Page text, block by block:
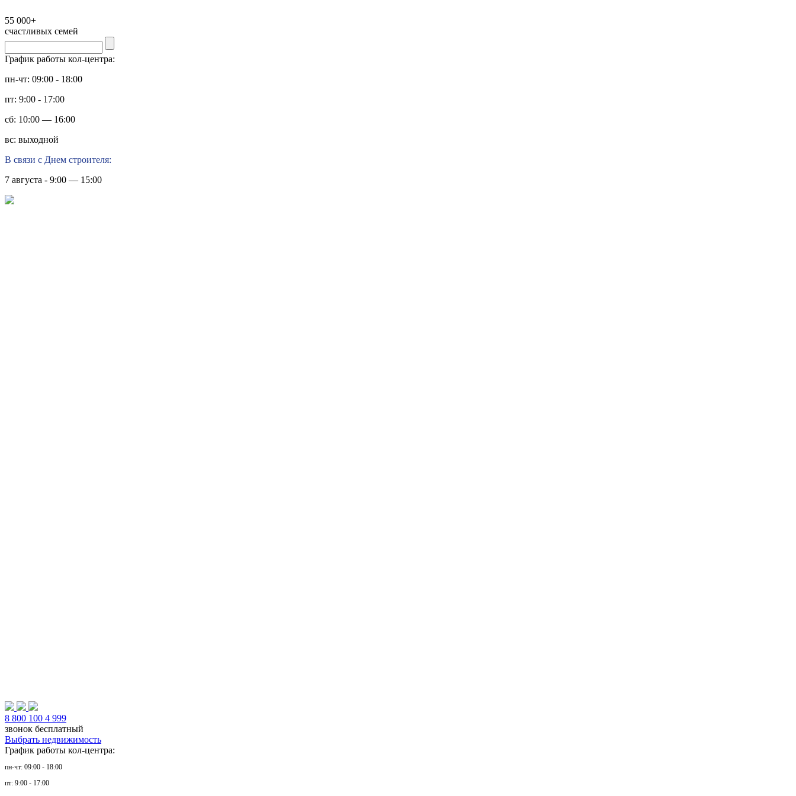
55 000+
счастливых семей
График работы кол-центра:
пн-чт: 09:00 - 18:00
пт: 9:00 - 17:00
сб: 10:00 — 16:00
вс: выходной
В связи с Днем строителя:
7 августа - 9:00 — 15:00
8 800 100 4 999
звонок бесплатный
Выбрать недвижимость
График работы кол-центра:
пн-чт: 09:00 - 18:00
пт: 9:00 - 17:00